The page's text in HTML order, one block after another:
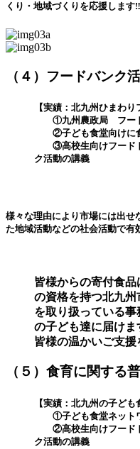
くり・地域づくりを応援します‼
（４）フードバンク
【実績：北九州ひまわり
①九州農政局 フード
②子ども食堂向けに食
③高校生向けフードド
ク活動の講義
様々な理由により市場には出せ
た地域活動などの社会活動で有
皆様からの寄付食
の資格を持つ北九
を取り扱っている事
の子ども達に届けま
皆様の温かいご支
（５）食育に関する
【実績：北九州の子ども
①子ども食堂ネットワ
②高校生向けフードド
ク活動の講義